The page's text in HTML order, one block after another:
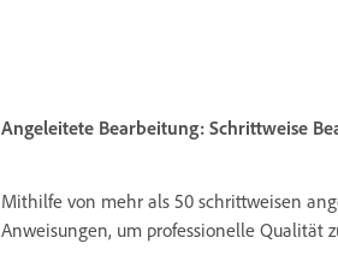
Angeleitete Bearbeitung: Schrittweise
Mithilfe von mehr als 50 schrittweisen
Anweisungen, um professionelle Qualität